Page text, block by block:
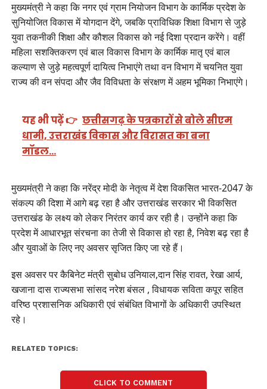
मुख्यमंत्री ने कहा कि नगर एवं ग्राम नियोजन विभाग के कार्मिक प्रदेश के
सुनियोजित विकास में योगदान देंगे, जबकि प्राविधिक शिक्षा विभाग से जुड़े
युवा तकनीकी शिक्षा और कौशल विकास को नई दिशा प्रदान करेंगे। वहीं
महिला सशक्तिकरण एवं बाल विकास विभाग के कार्मिक मातृ एवं बाल
कल्याण से जुड़े महत्वपूर्ण दायित्व निभाएंगे तथा वन विभाग में चयनित युवा
राज्य की वन संपदा और जैव विविधता के संरक्षण में अहम भूमिका निभाएंगे।
यह भी पढ़ें 👉 छत्तीसगढ़ के पत्रकारों से बोले सीएम
धामी, उत्तराखंड विकास और विरासत का बना
मॉडल…
मुख्यमंत्री ने कहा कि नरेंद्र मोदी के नेतृत्व में देश विकसित भारत-2047 के
संकल्प की दिशा में आगे बढ़ रहा है और उत्तराखंड सरकार भी विकसित
उत्तराखंड के लक्ष्य को लेकर निरंतर कार्य कर रही है। उन्होंने कहा कि
प्रदेश में आधारभूत संरचना का तेजी से विकास हो रहा है, निवेश बढ़ रहा है
और युवाओं के लिए नए अवसर सृजित किए जा रहे हैं।
इस अवसर पर कैबिनेट मंत्री सुबोध उनियाल,दान सिंह रावत, रेखा आर्य,
खजाना दास राज्यसभा सांसद नरेश बंसल , विधायक सविता कपूर सहित
वरिष्ठ प्रशासनिक अधिकारी एवं संबंधित विभागों के अधिकारी उपस्थित
रहे।
RELATED TOPICS:
CLICK TO COMMENT